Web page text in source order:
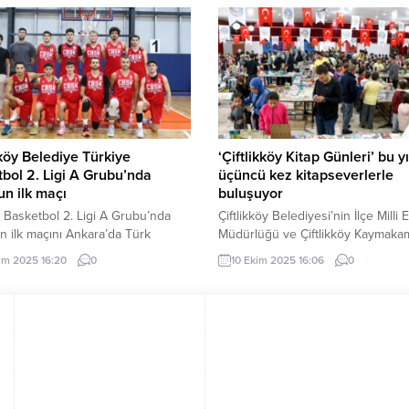
katkı sunulması ve Uçuşa
süreçlerindeki konulara ortak
geliştirilmesi için Uçuşa
Sertifikasyon Çalışma Grupları
ANKARA (İGFA) – Savunma
Başkanlığı, uçuşa elverişlilik
temaslarda, Çinli turistlerin
ele alındı; karşılıklıöneriler ve iş
imkânları değerlendirildi. MUĞLA
Fethiye Ticaret ve Sanayi Odası
sahipliğinde düzenlenen
Muğla Büyükşehir...
Belediye Türkiye
2. Ligi A Grubu’nda
ilk maçı
2. Ligi A Grubu’nda
ilk maçını Ankara’da Türk
Gelişim’le oynayan Çiftlikköy
Basketbol Takımı, parkeden
Salonu’nda oynanan
iyi başlayan Çiftlikköy
ilk periyodu 20-11, ikinci
da 31-40 önde tamamladı.
ikinci devresinde oyuna
koyan Ankara ekibi,...
2025 16:20 0
‘Çiftlikköy Kitap Günleri’ bu
üçüncü kez kitapseverlerle
buluşuyor
Çiftlikköy Belediyesi’nin İlçe Milli
Müdürlüğü ve Çiftlikköy
işbirliğiyle düzenlediği ve
hale gelen kültürel etkinliklerinden
10 Ekim 2025 16:06 0